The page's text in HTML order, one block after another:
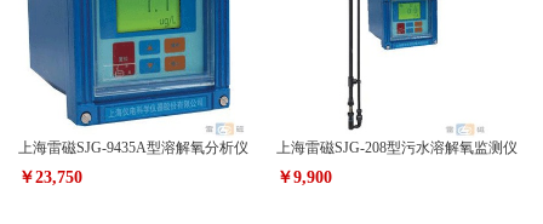
上海雷磁SJG-9435A型溶解氧分析仪
￥23,750
上海雷磁SJG-208型污水溶解氧监测仪
￥9,900